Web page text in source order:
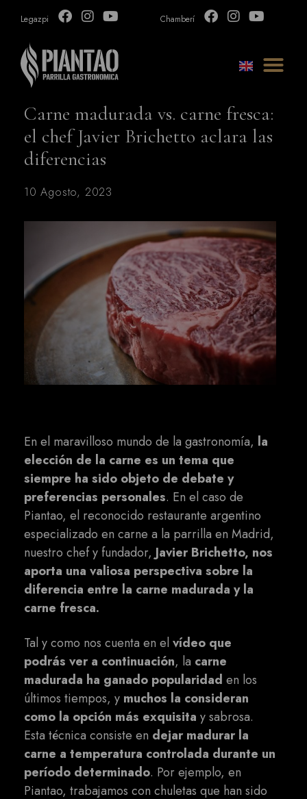
Legazpi Chamberí
Carne madurada vs. carne fresca:
el chef Javier Brichetto aclara las
diferencias
10 Agosto, 2023
En el maravilloso mundo de la gastronomía, la
elección de la carne es un tema que
siempre ha sido objeto de debate y
preferencias personales. En el caso de
Piantao, el reconocido restaurante argentino
especializado en carne a la parrilla en Madrid,
nuestro chef y fundador, Javier Brichetto, nos
aporta una valiosa perspectiva sobre la
diferencia entre la carne madurada y la
carne fresca.
Tal y como nos cuenta en el vídeo que
podrás ver a continuación, la carne
madurada ha ganado popularidad en los
últimos tiempos, y muchos la consideran
como la opción más exquisita y sabrosa.
Esta técnica consiste en dejar madurar la
carne a temperatura controlada durante un
período determinado. Por ejemplo, en
Piantao, trabajamos con chuletas que han sido